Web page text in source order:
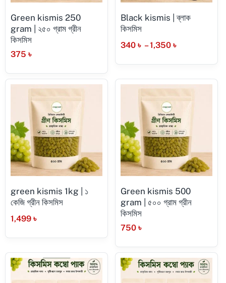
Green kismis 250
gram | ২৫০ গ্রাম গ্রীন
কিসমিস
375 ৳
Black kismis | ব্লাক
কিসমিস
340 ৳ – 1,350 ৳
green kismis 1kg | ১
কেজি গ্রীন কিসমিস
1,499 ৳
Green kismis 500
gram | ৫০০ গ্রাম গ্রীন
কিসমিস
750 ৳